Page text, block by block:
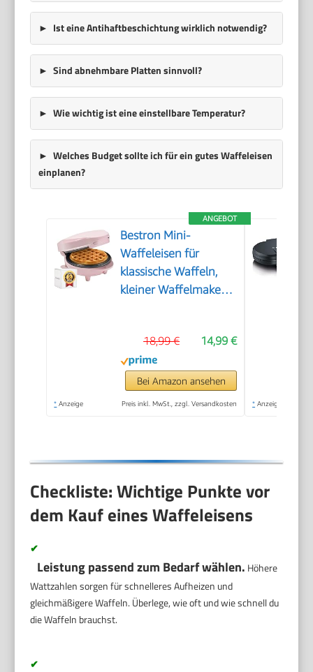
Ist eine Antihaftbeschichtung wirklich notwendig?
Sind abnehmbare Platten sinnvoll?
Wie wichtig ist eine einstellbare Temperatur?
Welches Budget sollte ich für ein gutes Waffeleisen
einplanen?
ANGEBOT
Bestron Mini-
Waffeleisen für
klassische Waffeln,
kleiner Waffelmaker
Kindergeburtstage,
Familienfeiern,
Ostern oder
14,99 €
18,99 €
Bei Amazon ansehen
* Anzeige Preis inkl. MwSt., zzgl. Versandkosten * Anzeige
Checkliste: Wichtige Punkte vor
dem Kauf eines Waffeleisens
✔
Leistung passend zum Bedarf wählen. Höhere
Wattzahlen sorgen für schnelleres Aufheizen und
gleichmäßigere Waffeln. Überlege, wie oft und wie schnell du
die Waffeln brauchst.
✔